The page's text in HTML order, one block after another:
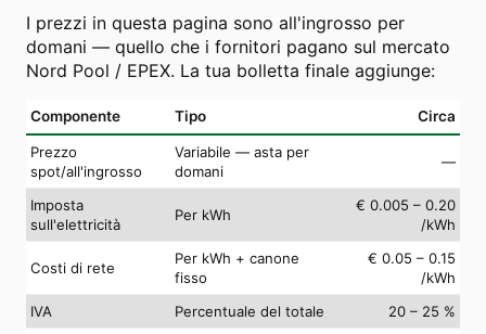
I prezzi in questa pagina sono all'ingrosso per
domani — quello che i fornitori pagano sul mercato
Nord Pool / EPEX. La tua bolletta finale aggiunge:
Componente Tipo Circa
Prezzo
spot/all'ingrosso
Variabile — asta per
domani
—
Imposta
sull'elettricità
Per kWh
€ 0.005 – 0.20
/kWh
Costi di rete
Per kWh + canone
fisso
€ 0.05 – 0.15
/kWh
IVA
Percentuale del totale
20 – 25 %